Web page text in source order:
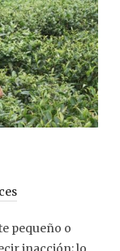
pequeño o